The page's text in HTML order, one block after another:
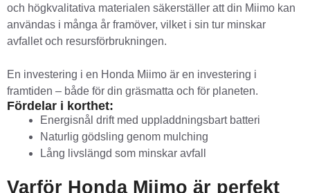
och högkvalitativa materialen säkerställer att din Miimo kan
användas i många år framöver, vilket i sin tur minskar
avfallet och resursförbrukningen.
En investering i en Honda Miimo är en investering i
framtiden – både för din gräsmatta och för planeten.
Fördelar i korthet:
Energisnål drift med uppladdningsbart batteri
Naturlig gödsling genom mulching
Lång livslängd som minskar avfall
Varför Honda Miimo är perfekt